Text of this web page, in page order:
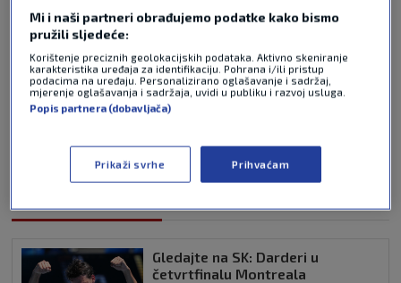
Pošalji
Gledajte na SK: Darderi u
četvrtfinalu Montreala
Mi i naši partneri obrađujemo podatke kako bismo
pružili sljedeće:
Korištenje preciznih geolokacijskih podataka. Aktivno skeniranje
karakteristika uređaja za identifikaciju. Pohrana i/ili pristup
podacima na uređaju. Personalizirano oglašavanje i sadržaj,
mjerenje oglašavanja i sadržaja, uvidi u publiku i razvoj usluga.
Popis partnera (dobavljača)
Prikaži svrhe Prihvaćam